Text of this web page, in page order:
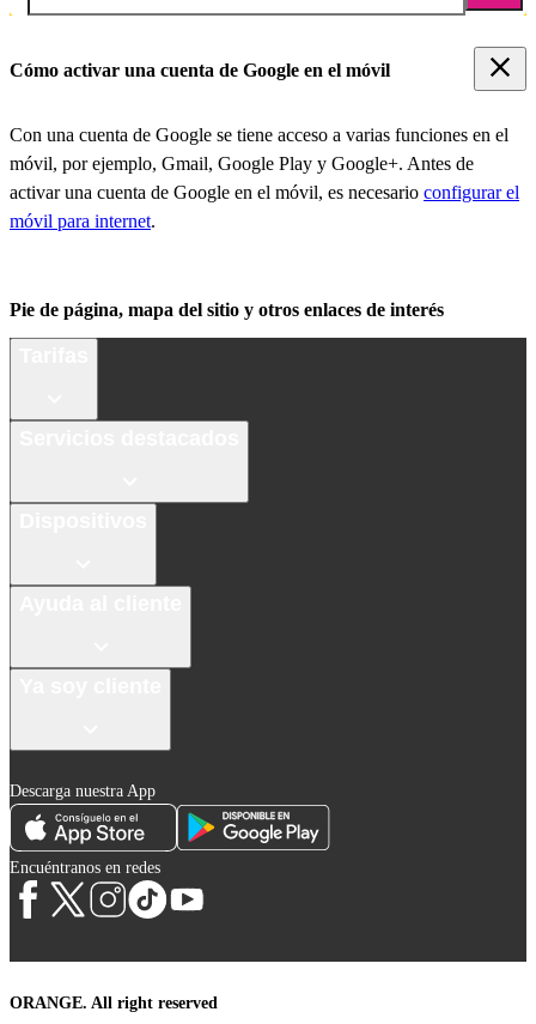
Cómo activar una cuenta de Google en el móvil
Con una cuenta de Google se tiene acceso a varias funciones en el
móvil, por ejemplo, Gmail, Google Play y Google+. Antes de
activar una cuenta de Google en el móvil, es necesario configurar el
móvil para internet.
Pie de página, mapa del sitio y otros enlaces de interés
Descarga nuestra App
Encuéntranos en redes
ORANGE. All right reserved